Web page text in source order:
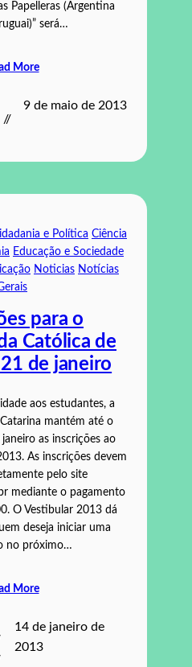
Papelleras (Argentina
será…
More
//
9 de maio de 2013
e Política Ciência
Educação e Sociedade
Noticias Notícias
para o
Católica de
de janeiro
aos estudantes, a
mantém até o
as inscrições ao
As inscrições devem
pelo site
mediante o pagamento
O Vestibular 2013 dá
deseja iniciar uma
no próximo…
More
14 de janeiro de
2013